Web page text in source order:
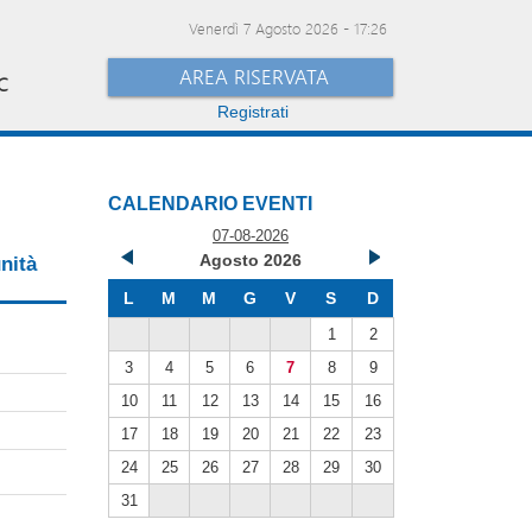
Venerdì 7 Agosto 2026 - 17:26
AREA RISERVATA
Registrati
CALENDARIO EVENTI
07-08-2026
Agosto 2026
L
M M G V S D
1
2
3
4 5 6 7 8
9
10
11 12 13 14 15
16
17
18 19 20 21 22
23
24
25 26 27 28 29
30
31